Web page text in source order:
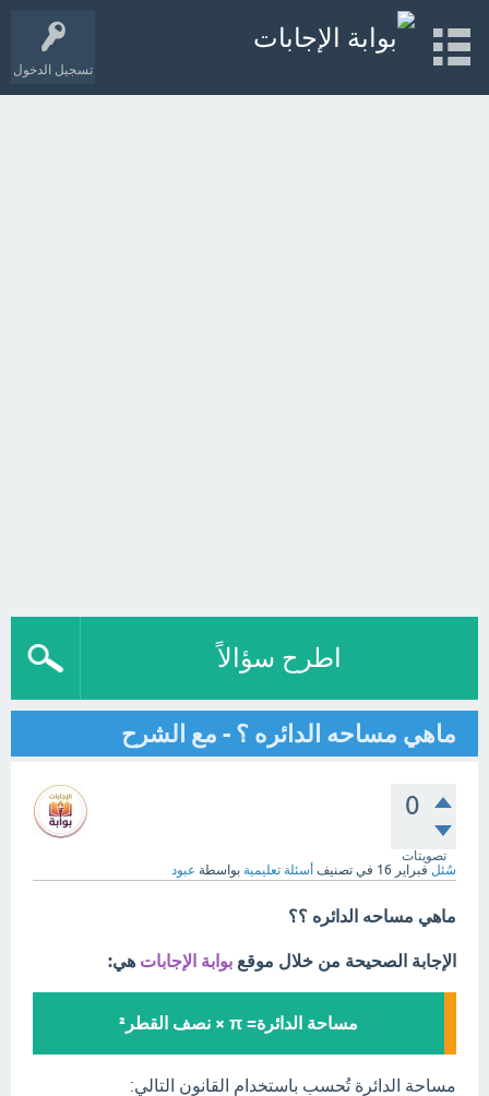
تسجيل الدخول
اطرح سؤالاً
ماهي مساحه الدائره ؟ - مع الشرح
0
تصويتات
سُئل فبراير 16 في تصنيف أسئلة تعليمية بواسطة عبود
ماهي مساحه الدائره ؟؟
الإجابة الصحيحة من خلال موقع بوابة الإجابات هي:
مساحة الدائرة= π × نصف القطر²
مساحة الدائرة تُحسب باستخدام القانون التالي: